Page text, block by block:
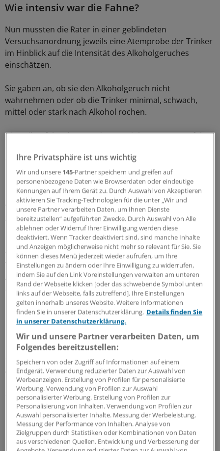
Wie intensiv war die Fahne?
Nun mussten die Rater in einer geblindeten
Versuchsanordnung jeweils eine Atemprobe der Trinker
im Hinblick auf die Intensität des Alkoholgeruches
einschätzen.
Sie gaben an, ob sie den Alkoholgeruch nicht
wahrnehmen oder ob die Trinker minimal, schwach,
mittel oder stark nach Alkohol rochen.
Die Reihenfolge der Zuordnung Trinker zu Rater erfolgte
des Versuches jeden Trinker einmal testen, was 240
Einzeltestungen ergab.
Das Ergebnis: Die nüchtern gebliebenen Probanden
wurden in 30 von 48 Testungen (62,5 Prozent)
zutreffend als nüchtern erkannt, schreiben die Autoren.
In 18 Fällen seien bei 0,00 Promille die Wahrnehmung
von Alkoholgeruch angegeben worden. Bei 22 von 192
Testungen (11,5 Prozent) haben die "Rater" kein
Alkoholgeruch wahrgenommen, obwohl der Proband
alkoholisiert war.
Nur für geübte Nasen
Dabei machte es allerdings einen Unterschied, ob ein
Experte oder Laie die Fahne bewertete: Laien seien
demnach kaum in der Lage gewesen,
Alkoholisierungsgrade richtig einzuschätzen. Weibliche
Laien schätzten den Alkoholisierungsgrad zudem
signifikant höher als männliche.
Experten hingegen erkannten, unabhängig von ihrem
Geschlecht, recht zuverlässig das Vorhandensein von
Konzentrationsunterschieden, wobei auch sie
Ihre Privatsphäre ist uns wichtig
Wir und unsere 145-Partner speichern und greifen auf
personenbezogene Daten wie Browserdaten oder eindeutige
Kennungen auf Ihrem Gerät zu. Durch Auswahl von Akzeptieren
aktivieren Sie Tracking-Technologien für die unter „Wir und
unsere Partner verarbeiten Daten, um Ihnen Dienste
bereitzustellen“ aufgeführten Zwecke. Durch Auswahl von Alle
ablehnen oder Widerruf Ihrer Einwilligung werden diese
deaktiviert. Wenn Tracker deaktiviert sind, sind manche Inhalte
und Anzeigen möglicherweise nicht mehr so relevant für Sie. Sie
können dieses Menü jederzeit wieder aufrufen, um Ihre
Einstellungen zu ändern oder Ihre Einwilligung zu widerrufen,
indem Sie auf den Link Voreinstellungen verwalten am unteren
Rand der Webseite klicken [oder das schwebende Symbol unten
links auf der Webseite, falls zutreffend]. Ihre Einstellungen
gelten innerhalb unseres Website. Weitere Informationen
finden Sie in unserer Datenschutzerklärung. Details finden Sie
in unserer Datenschutzerklärung.
Wir und unsere Partner verarbeiten Daten, um
Folgendes bereitzustellen:
Speichern von oder Zugriff auf Informationen auf einem
Endgerät. Verwendung reduzierter Daten zur Auswahl von
Werbeanzeigen. Erstellung von Profilen für personalisierte
Werbung. Verwendung von Profilen zur Auswahl
personalisierter Werbung. Erstellung von Profilen zur
Personalisierung von Inhalten. Verwendung von Profilen zur
Auswahl personalisierter Inhalte. Messung der Werbeleistung.
Messung der Performance von Inhalten. Analyse von
Zielgruppen durch Statistiken oder Kombinationen von Daten
aus verschiedenen Quellen. Entwicklung und Verbesserung der